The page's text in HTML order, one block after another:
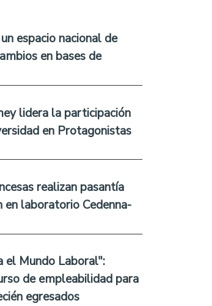
espacio nacional de
en bases de
lidera la participación
en Protagonistas
realizan pasantía
en laboratorio Cedenna-
el Mundo Laboral":
de empleabilidad para
egresados